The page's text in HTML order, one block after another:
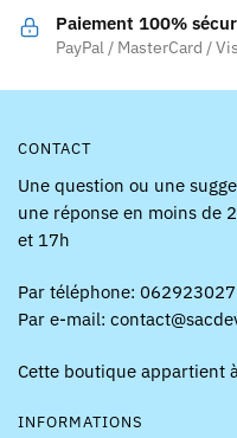
la
page
Paiement 100%
PayPal / MasterCard /
CONTACT
Une question ou une
une réponse en moins de
et 17h
Par téléphone:
Par e-mail:
Cette boutique appartient
INFORMATIONS